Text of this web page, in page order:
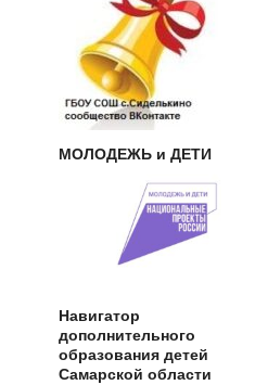
МОЛОДЕЖЬ и ДЕТИ
Навигатор
дополнительного
образования детей
Самарской области